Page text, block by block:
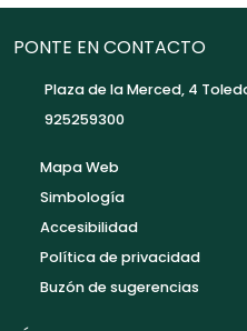
PONTE EN CONTACTO
Plaza de la Merced, 4
925259300
Mapa Web
Simbología
Accesibilidad
Política de privacidad
Buzón de sugerencias